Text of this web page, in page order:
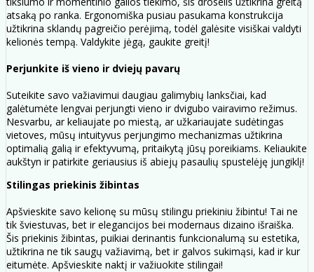
atsaką po ranka. Ergonomiška pusiau pasukama konstrukcija
užtikrina sklandų pagreičio perėjimą, todėl galėsite visiškai valdyti
kelionės tempą. Valdykite jėgą, gaukite greitį!
Perjunkite iš vieno ir dviejų pavarų
Suteikite savo važiavimui daugiau galimybių lanksčiai, kad
galėtumėte lengvai perjungti vieno ir dvigubo vairavimo režimus.
Nesvarbu, ar keliaujate po miestą, ar užkariaujate sudėtingas
vietoves, mūsų intuityvus perjungimo mechanizmas užtikrina
optimalią galią ir efektyvumą, pritaikytą jūsų poreikiams. Keliaukite
aukštyn ir patirkite geriausius iš abiejų pasaulių spustelėję jungiklį!
Stilingas priekinis žibintas
Apšvieskite savo kelionę su mūsų stilingu priekiniu žibintu! Tai ne
tik šviestuvas, bet ir elegancijos bei modernaus dizaino išraiška.
Šis priekinis žibintas, puikiai derinantis funkcionalumą su estetika,
užtikrina ne tik saugų važiavimą, bet ir galvos sukimąsi, kad ir kur
eitumėte. Apšvieskite naktį ir važiuokite stilingai!